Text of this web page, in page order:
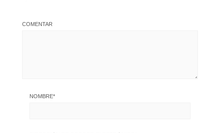
COMENTAR
NOMBRE*